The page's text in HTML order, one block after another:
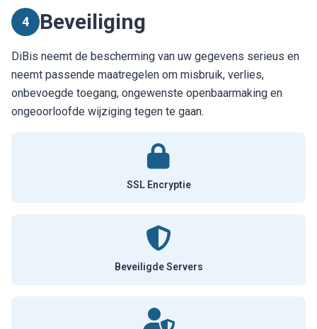
4 Beveiliging
DiBis neemt de bescherming van uw gegevens serieus en
neemt passende maatregelen om misbruik, verlies,
onbevoegde toegang, ongewenste openbaarmaking en
ongeoorloofde wijziging tegen te gaan.
SSL Encryptie
Beveiligde Servers